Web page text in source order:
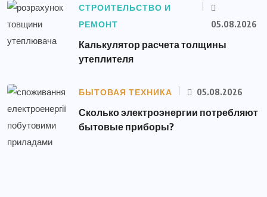
СТРОИТЕЛЬСТВО И
РЕМОНТ
05.08.2026
Калькулятор расчета толщины
утеплителя
БЫТОВАЯ ТЕХНИКА 05.08.2026
Сколько электроэнергии потребляют
бытовые приборы?